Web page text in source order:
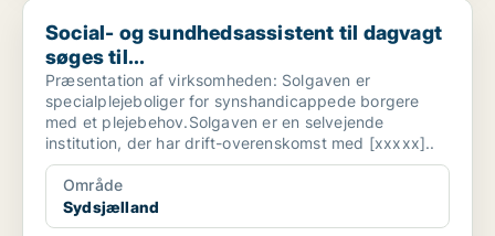
Social- og sundhedsassistent til dagvagt søges til...
Social- og sundhedsassistent til dagvagt
søges til...
Præsentation af virksomheden: Solgaven er
specialplejeboliger for synshandicappede borgere
med et plejebehov.Solgaven er en selvejende
institution, der har drift-overenskomst med [xxxxx]..
Område
Sydsjælland